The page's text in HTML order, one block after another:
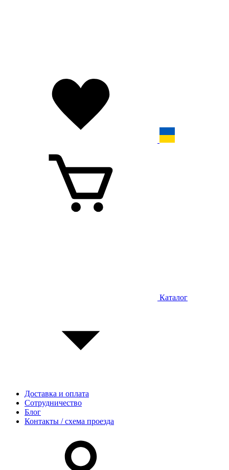
Каталог
Доставка и оплата
Сотрудничество
Блог
Контакты / схема проезда